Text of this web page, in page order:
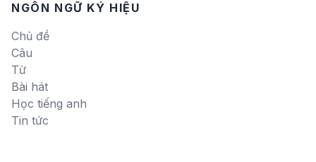
NGÔN NGỮ KÝ HIỆU
Chủ đề
Câu
Từ
Bài hát
Học tiếng anh
Tin tức